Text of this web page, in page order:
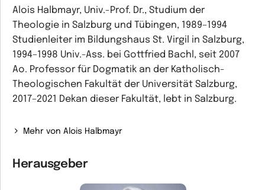
Alois Halbmayr, Univ.-Prof. Dr., Studium der
Theologie in Salzburg und Tübingen, 1989–1994
Studienleiter im Bildungshaus St. Virgil in Salzburg,
1994–1998 Univ.-Ass. bei Gottfried Bachl, seit 2007
Ao. Professor für Dogmatik an der Katholisch-
Theologischen Fakultät der Universität Salzburg,
2017–2021 Dekan dieser Fakultät, lebt in Salzburg.
Mehr von Alois Halbmayr
Herausgeber